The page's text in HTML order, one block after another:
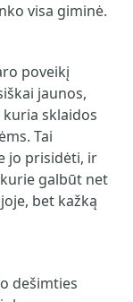
visa giminė.
poveikį
jaunos,
kuria sklaidos
Tai
jo prisidėti, ir
galbūt net
bet kažką
dešimties